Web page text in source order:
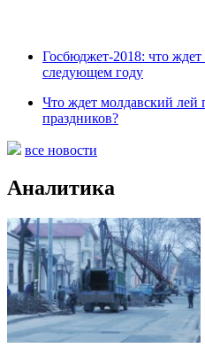
Госбюджет-2018: что
следующем году
Что ждет молдавский лей
праздников?
все новости
Аналитика